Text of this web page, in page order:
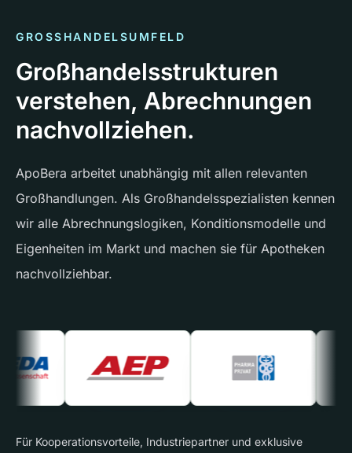
GROSSHANDELSUMFELD
Großhandelsstrukturen
verstehen, Abrechnungen
nachvollziehen.
ApoBera arbeitet unabhängig mit allen relevanten
Großhandlungen. Als Großhandelsspezialisten kennen
wir alle Abrechnungslogiken, Konditionsmodelle und
Eigenheiten im Markt und machen sie für Apotheken
nachvollziehbar.
Für Kooperationsvorteile, Industriepartner und exklusive